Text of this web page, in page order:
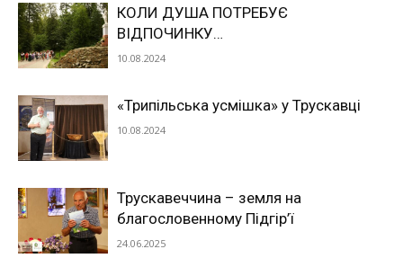
КОЛИ ДУША ПОТРЕБУЄ
ВІДПОЧИНКУ…
10.08.2024
«Трипільська усмішка» у Трускавці
10.08.2024
Трускавеччина – земля на
благословенному Підгір’ї
24.06.2025